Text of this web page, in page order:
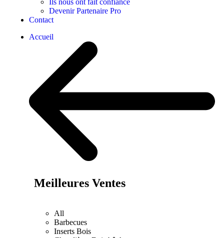
Ils nous ont fait confiance
Devenir Partenaire Pro
Contact
Accueil
Meilleures Ventes
All
Barbecues
Inserts Bois